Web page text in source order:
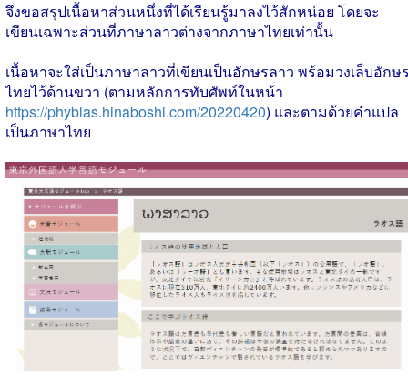
จึงขอสรุปเนื้อหาส่วนหนึ่งที่ได้เรียนรู้มาลงไว้สักหน่อย โดยจะ
เขียนเฉพาะส่วนที่ภาษาลาวต่างจากภาษาไทยเท่านั้น
เนื้อหาจะใส่เป็นภาษาลาวที่เขียนเป็นอักษรลาว พร้อมวงเล็บอักษ
ไทยไว้ด้านขวา (ตามหลักการทับศัพท์ในหน้า
https://phyblas.hinaboshi.com/20220420) และตามด้วยคำแปล
เป็นภาษาไทย